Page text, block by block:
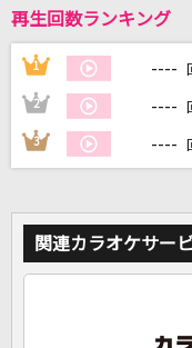
カ
家族や
再生回数ランキング
1 ----
2 ----
3 ----
関連カラオケサー